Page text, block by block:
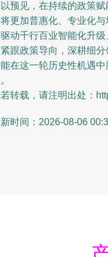
预见，在持续的政策
更加普惠化、专业化
动千行百业智能化升
跟政策导向，深耕细
在这一轮历史性机遇
转载，请注明出处：
时间：2026-08-06